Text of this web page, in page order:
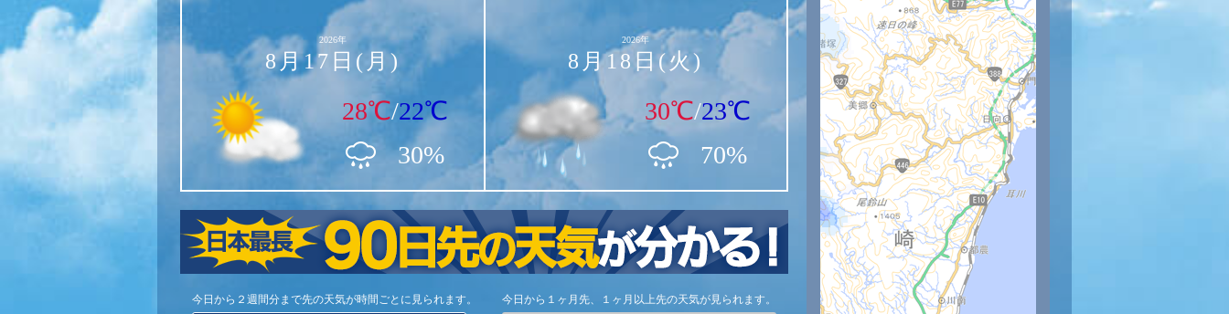
2026年
8月17日(月)
28℃/22℃
30%
2026年
8月18日(火)
30℃/23℃
70%
今日から２週間分まで先の天気が時間ごとに見られます。 今日から１ヶ月先、１ヶ月以上先の天気が見られます。